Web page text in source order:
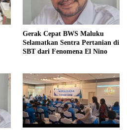
Gerak Cepat BWS Maluku
Selamatkan Sentra Pertanian di
SBT dari Fenomena El Nino